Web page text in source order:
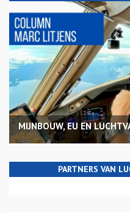
MIJNBOUW, EU EN
PARTNERS VAN